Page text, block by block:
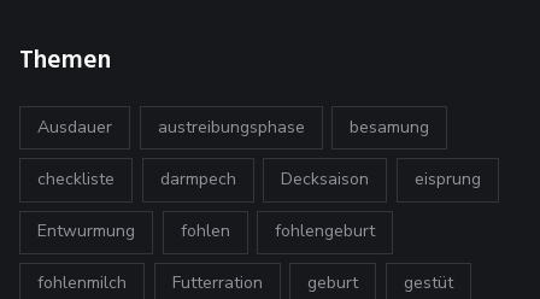
Themen
Ausdauer austreibungsphase besamung
checkliste darmpech Decksaison eisprung
Entwurmung fohlen fohlengeburt
fohlenmilch Futterration geburt gestüt